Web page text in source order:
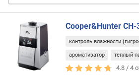
р
д
л
о
ж
Cooper&Hunter
контроль влажности
ароматизатор теплый
4.8 /4